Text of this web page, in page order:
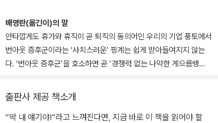
에 중점을 둔 상담실도 설립했다(www.RPBO.fr 참고). 그간의 다양
한 연구 실적으로 근로환경개선위원회에서 상을 받기도 했다.
마티크Le Monde Diplomatique》 한국어판 번역에도 참여하고 있
다.
배영란(옮긴이)의 말
안타깝게도 휴가와 휴직이 곧 퇴직의 동의어인 우리의 기업 풍토에서
번아웃 증후군이라는 ‘사치스러운’ 핑계는 쉽게 받아들여지지 않는
다. ‘번아웃 증후군’을 호소하면 곧 ‘경쟁력 없는 나약한 게으름뱅
지만 직장인 열 명 중 여덟 명이 번아웃 상태에 놓여 있다는 조사 결과
가 있을 만큼 번아웃 증후군은 이제 우리가 진지하게 고민해야 하는
또 하나의 현대병이 되었다. 비만이나 우울증, (환경의 영향으로 인
출판사 제공 책소개
“딱 내 얘기야!”라고 느껴진다면, 지금 바로 이 책을 읽어야 할